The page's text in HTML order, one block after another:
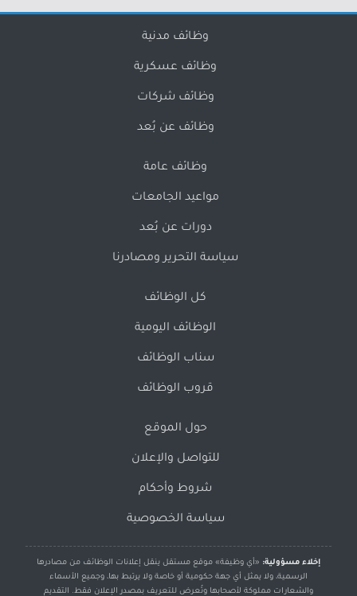
وظائف مدنية
وظائف عسكرية
وظائف شركات
وظائف عن بُعد
وظائف عامة
مواعيد الجامعات
دورات عن بُعد
سياسة التحرير ومصادرنا
كل الوظائف
الوظائف اليومية
سناب الوظائف
قروب الوظائف
حول الموقع
للتواصل والإعلان
شروط وأحكام
سياسة الخصوصية
إخلاء مسؤولية: «أي وظيفة» موقع مستقل ينقل إعلانات الوظائف من مصادرها
الرسمية، ولا يمثل أي جهة حكومية أو خاصة ولا يرتبط بها، وجميع الأسماء
والشعارات مملوكة لأصحابها وتُعرض للتعريف بمصدر الإعلان فقط. التقديم